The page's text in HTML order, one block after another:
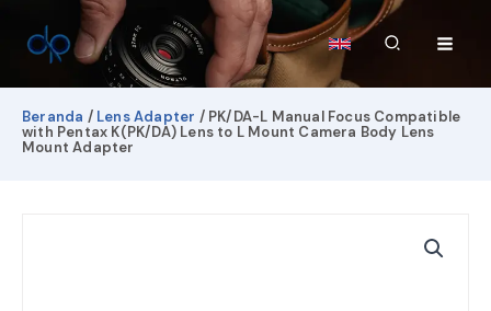
konten
Cari
Beranda / Lens Adapter / PK/DA-L Manual Focus Compatible
with Pentax K(PK/DA) Lens to L Mount Camera Body Lens
Mount Adapter